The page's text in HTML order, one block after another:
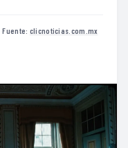
·Fuente: clicnoticias.com.mx